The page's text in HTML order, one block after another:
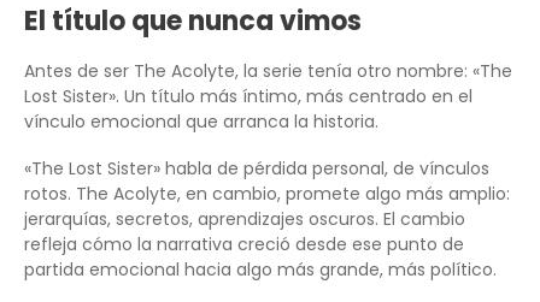
El título que nunca vimos
Antes de ser The Acolyte, la serie tenía otro nombre: «The
Lost Sister». Un título más íntimo, más centrado en el
vínculo emocional que arranca la historia.
«The Lost Sister» habla de pérdida personal, de vínculos
rotos. The Acolyte, en cambio, promete algo más amplio:
jerarquías, secretos, aprendizajes oscuros. El cambio
refleja cómo la narrativa creció desde ese punto de
partida emocional hacia algo más grande, más político.